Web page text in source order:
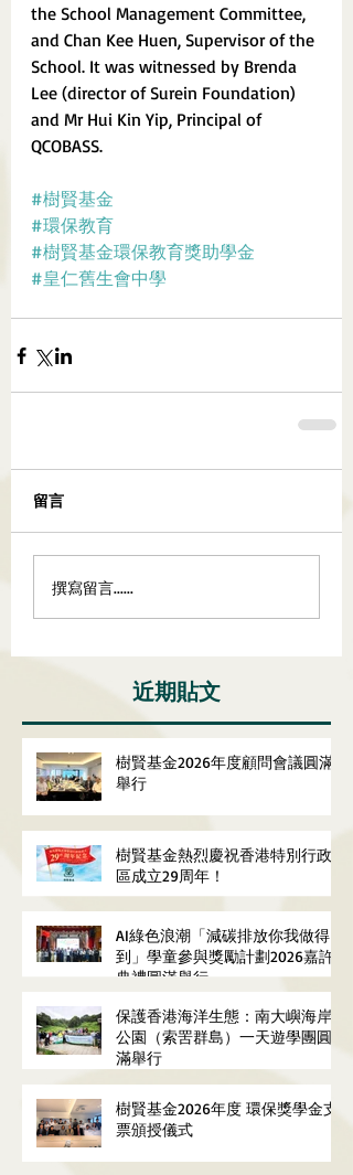
the School Management Committee,
and Chan Kee Huen, Supervisor of the
School. It was witnessed by Brenda
Lee (director of Surein Foundation)
and Mr Hui Kin Yip, Principal of
QCOBASS.
#樹賢基金
#環保教育
#樹賢基金環保教育獎助學金
#皇仁舊生會中學
留言
撰寫留言......
近期貼文
樹賢基金2026年度顧問會議圓滿
舉行
樹賢基金熱烈慶祝香港特別行政
區成立29周年！
AI綠色浪潮「減碳排放你我做得
到」學童參與獎勵計劃2026嘉許
典禮圓滿舉行
保護香港海洋生態：南大嶼海岸
公園（索罟群島）一天遊學團圓
滿舉行
樹賢基金2026年度 環保獎學金支
票頒授儀式